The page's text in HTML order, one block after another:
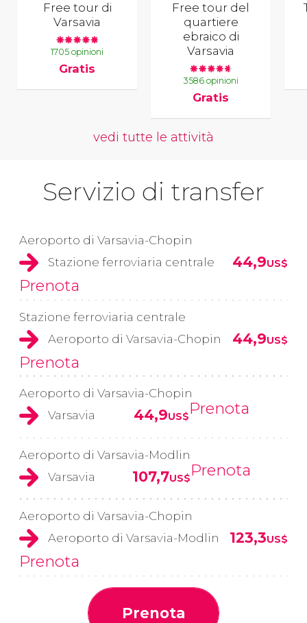
Free tour di
Varsavia
1705 opinioni
Gratis
Free tour del
quartiere
ebraico di
Varsavia
3586 opinioni
Gratis
vedi tutte le attività
Servizio di transfer
Aeroporto di Varsavia-Chopin
Stazione ferroviaria centrale
44,9US$
Prenota
Stazione ferroviaria centrale
Aeroporto di Varsavia-Chopin
44,9US$
Prenota
Aeroporto di Varsavia-Chopin
Varsavia
44,9US$Prenota
Aeroporto di Varsavia-Modlin
Varsavia
107,7US$Prenota
Aeroporto di Varsavia-Chopin
Aeroporto di Varsavia-Modlin
123,3US$
Prenota
Prenota